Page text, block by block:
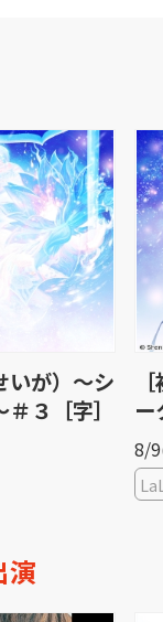
いが）〜シ
４［字］
最
8/
日
演